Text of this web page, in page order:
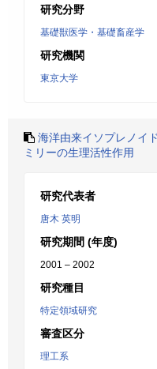
研究分野
基礎獣医学・基礎畜産学
研究機関
東京大学
海洋由来イソプレノイ
ミリーの生理活性作用
研究代表者
唐木 英明
研究期間 (年度)
2001 – 2002
研究種目
特定領域研究
審査区分
理工系